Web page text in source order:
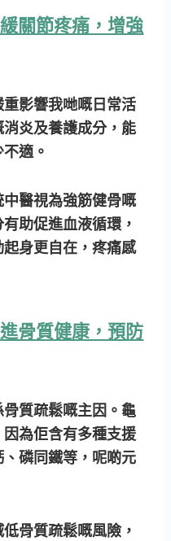
關節疼痛，增強
影響我哋嘅日常活
炎及養護成分，能
適。
醫視為強筋健骨嘅
助促進血液循環，
身更自在，疼痛感
骨質健康，預防
質疏鬆嘅主因。龜
為佢含有多種支援
磷同鐵等，呢啲元
骨質疏鬆嘅風險，